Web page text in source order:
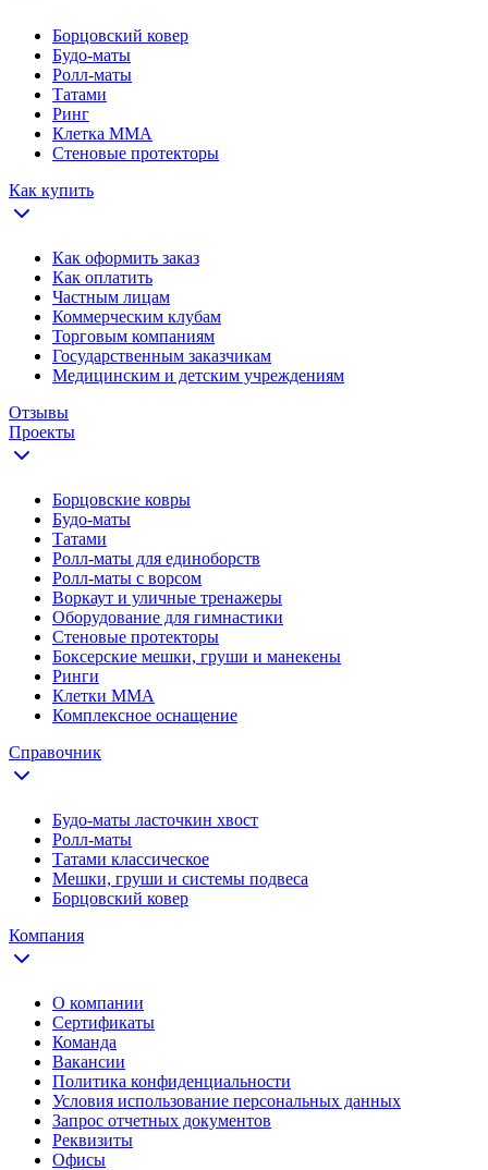
Борцовский ковер
Будо-маты
Ролл-маты
Татами
Ринг
Клетка ММА
Стеновые протекторы
Как купить
Как оформить заказ
Как оплатить
Частным лицам
Коммерческим клубам
Торговым компаниям
Государственным заказчикам
Медицинским и детским учреждениям
Отзывы
Проекты
Борцовские ковры
Будо-маты
Татами
Ролл-маты для единоборств
Ролл-маты с ворсом
Воркаут и уличные тренажеры
Оборудование для гимнастики
Стеновые протекторы
Боксерские мешки, груши и манекены
Ринги
Клетки ММА
Комплексное оснащение
Справочник
Будо-маты ласточкин хвост
Ролл-маты
Татами классическое
Мешки, груши и системы подвеса
Борцовский ковер
Компания
О компании
Сертификаты
Команда
Вакансии
Политика конфиденциальности
Условия использование персональных данных
Запрос отчетных документов
Реквизиты
Офисы